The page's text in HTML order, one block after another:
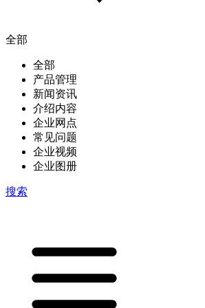
全部
全部
产品管理
新闻资讯
介绍内容
企业网点
常见问题
企业视频
企业图册
搜索